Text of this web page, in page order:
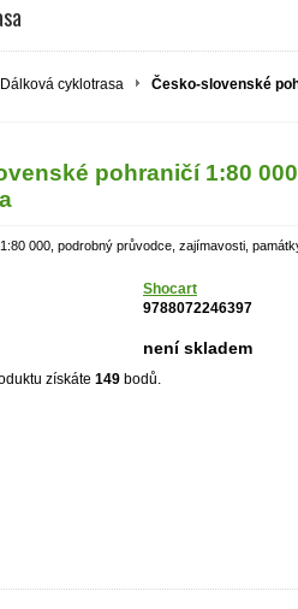
cyklotrasa
Česko-slovenské
pohraničí 1:80
000, podrobný průvodce, zajímavosti,
Shocart
9788072246397
není skladem
získáte 149 bodů.